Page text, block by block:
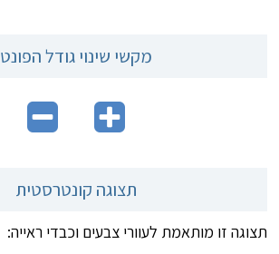
מקשי שינוי גודל הפונט
תצוגה קונטרסטית
תצוגה זו מותאמת לעוורי צבעים וכבדי ראייה: